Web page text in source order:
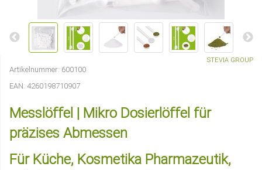
STEVIA GROUP
Artikelnummer: 600100
EAN: 4260198710907
Messlöffel | Mikro Dosierlöffel für
präzises Abmessen
Für Küche, Kosmetika Pharmazeutik,